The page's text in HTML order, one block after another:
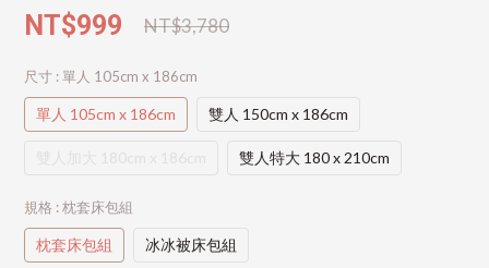
NT$3,780
NT$999
尺寸 : 單人 105cm x 186cm
單人 105cm x 186cm 雙人 150cm x 186cm
雙人特大 180 x 210cm
規格 : 枕套床包組
枕套床包組 冰冰被床包組